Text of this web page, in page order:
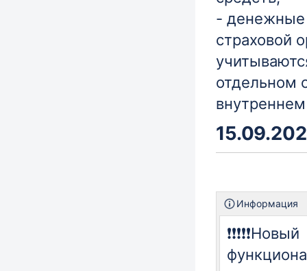
- денежные
страховой
отдельном
Информация
❗️❗️❗️❗️❗️Новый